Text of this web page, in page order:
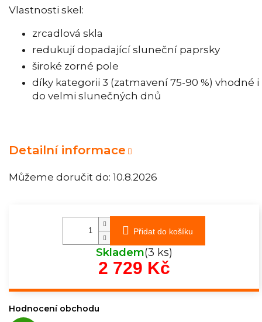
Můžeme doručit do: 10.8.2026
Vlastnosti skel:
zrcadlová skla
redukují dopadající sluneční paprsky
široké zorné pole
díky kategorii 3 (zatmavení 75-90 %) vhodné i
do velmi slunečných dnů
Detailní informace
Přidat do košíku
Skladem(3 ks)
2 729 KčMěrná
Hodnocení obchodu